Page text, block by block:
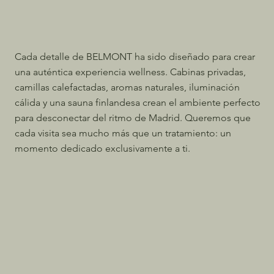
Cada detalle de BELMONT ha sido diseñado para crear
una auténtica experiencia wellness. Cabinas privadas,
camillas calefactadas, aromas naturales, iluminación
cálida y una sauna finlandesa crean el ambiente perfecto
para desconectar del ritmo de Madrid. Queremos que
cada visita sea mucho más que un tratamiento: un
momento dedicado exclusivamente a ti.